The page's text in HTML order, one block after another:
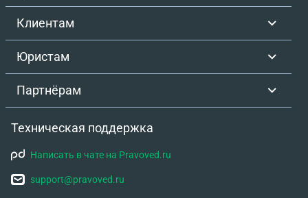
Клиентам
Юристам
Партнёрам
Техническая поддержка
Написать в чате на Pravoved.ru
support@pravoved.ru